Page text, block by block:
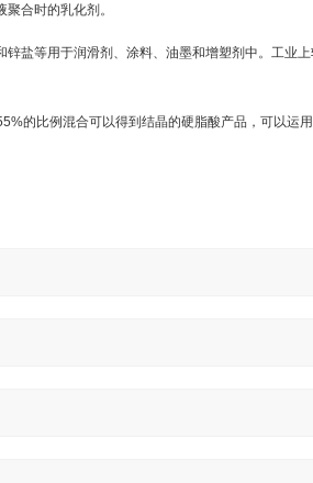
合时的乳化剂。
盐等用于润滑剂、涂料、油墨和增塑剂中。工业
的比例混合可以得到结晶的硬脂酸产品，可以运